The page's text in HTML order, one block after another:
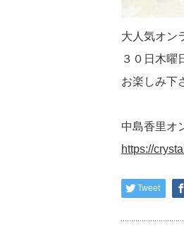
大人気オン
３０日木曜
お楽しみ下
中島香里オ
https://
Tweet